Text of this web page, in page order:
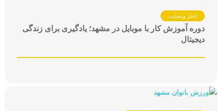
اخبار وبسایت
دوره آموزش کار با موبایل در مشهد؛ یادگیری برای زندگی
دیجیتال